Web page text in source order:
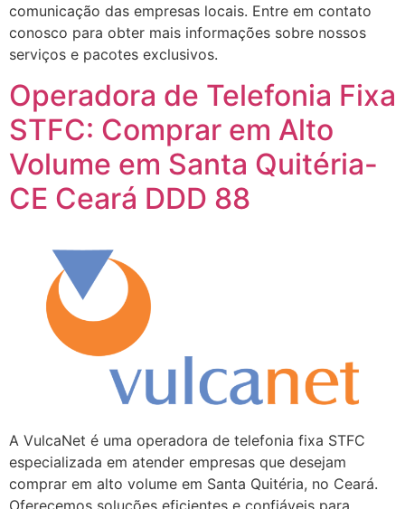
comunicação das empresas locais. Entre em contato
conosco para obter mais informações sobre nossos
serviços e pacotes exclusivos.
Operadora de Telefonia Fixa
STFC: Comprar em Alto
Volume em Santa Quitéria-
CE Ceará DDD 88
A VulcaNet é uma operadora de telefonia fixa STFC
especializada em atender empresas que desejam
comprar em alto volume em Santa Quitéria, no Ceará.
Oferecemos soluções eficientes e confiáveis para